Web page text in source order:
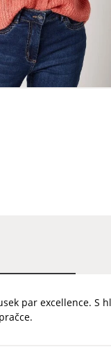
par excellence. S